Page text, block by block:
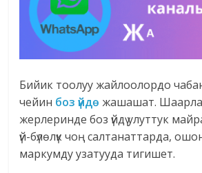
Бийик тоолуу жайлоолордо
чейин боз үйдө жашашат.
жерлеринде боз үйдү улуттук
үй-бүлөлүк чоң салтанаттарда,
маркумду узатууда тигишет.